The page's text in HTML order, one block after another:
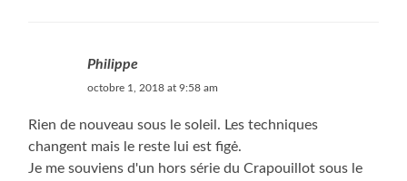
Philippe
octobre 1, 2018 at 9:58 am
Rien de nouveau sous le soleil. Les techniques
changent mais le reste lui est figė.
Je me souviens d'un hors série du Crapouillot sous le